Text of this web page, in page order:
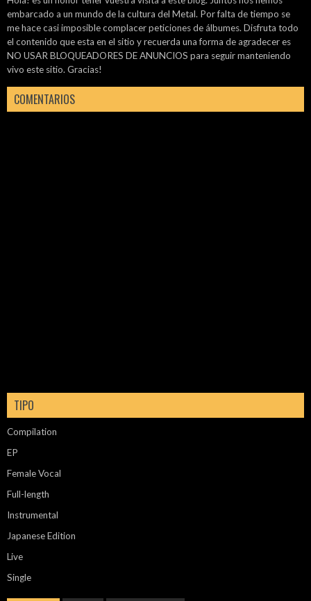
embarcado a un mundo de la cultura del Metal. Por falta de tiempo se
me hace casi imposible complacer peticiones de álbumes. Disfruta todo
el contenido que esta en el sitio y recuerda una forma de agradecer es
NO USAR BLOQUEADORES DE ANUNCIOS para seguir manteniendo
vivo este sitio. Gracias!
COMENTARIOS
TIPO
Compilation
EP
Female Vocal
Full-length
Instrumental
Japanese Edition
Live
Single